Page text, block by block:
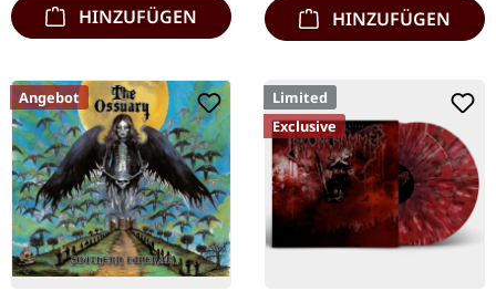
HINZUFÜGEN HINZUFÜGEN
Angebot
Limited
Exclusive